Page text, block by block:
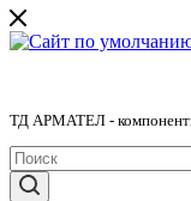
ТД АРМАТЕЛ -